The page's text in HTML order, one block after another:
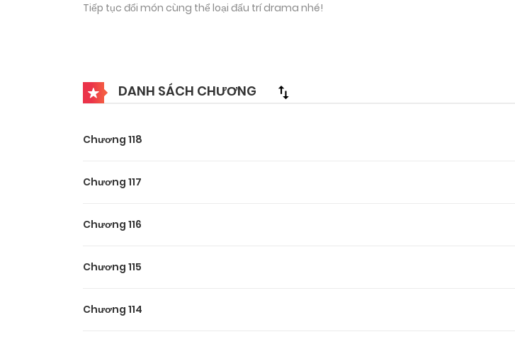
Tiếp tục đổi món cùng thể loại đấu trí drama nhé!
DANH SÁCH CHƯƠNG
Chương 118
Chương 117
Chương 116
Chương 115
Chương 114